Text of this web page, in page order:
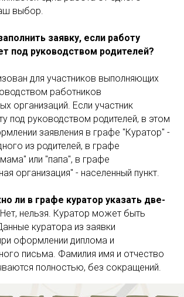
выбор.
заявку, если работу
под руководством родителей?
для участников выполняющих
работников
организаций. Если участник
под руководством родителей, в этом
заявления в графе "Куратор" -
из родителей, в графе
или "папа", в графе
организация" - населенный пункт.
ли в графе куратор указать две-
Нет, нельзя. Куратор может быть
куратора из заявки
оформлении диплома и
письма. Фамилия имя и отчество
полностью, без сокращений.